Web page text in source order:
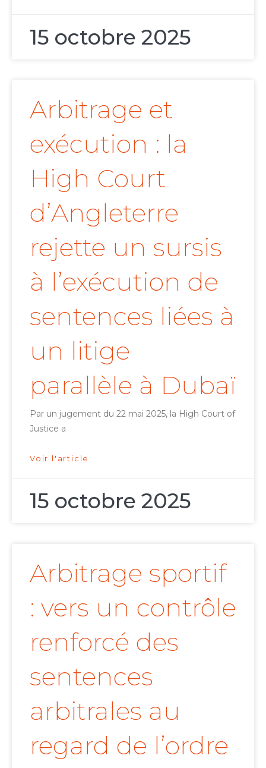
15 octobre 2025
Arbitrage et
exécution : la
High Court
d’Angleterre
rejette un sursis
à l’exécution de
sentences liées à
un litige
parallèle à Dubaï
Par un jugement du 22 mai 2025, la High Court of
Justice a
Voir l'article
15 octobre 2025
Arbitrage sportif
: vers un contrôle
renforcé des
sentences
arbitrales au
regard de l’ordre